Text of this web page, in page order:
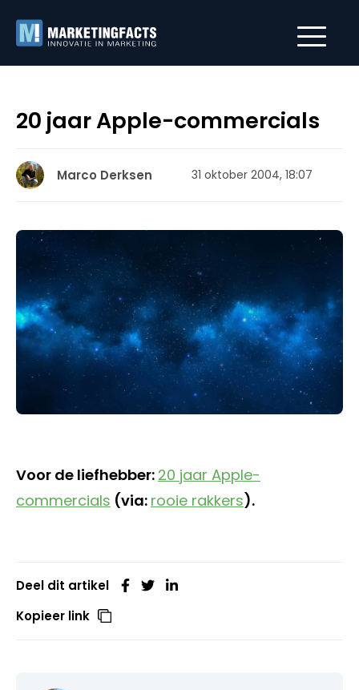
20 jaar Apple-commercials
Marco Derksen 31 oktober 2004, 18:07
Voor de liefhebber: 20 jaar Apple-
commercials (via: rooie rakkers).
Deel dit artikel
Kopieer link